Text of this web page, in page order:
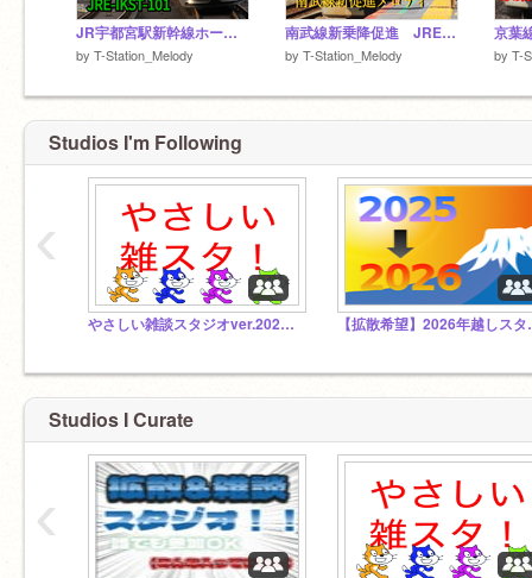
JR宇都宮駅新幹線ホーム新発車メロディ 「JRE-IKST-101」（東北101番）
by T-Station_Melody
南武線新乗降促進 JRE-IKST-014（首都圏20番）
by T-Station_Melody by T-
Studios I'm Following
やさしい雑談スタジオver.20260215 【拡散希
‹
Studios I Curate
‹